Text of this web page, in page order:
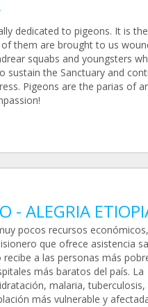
dedicated to pigeons. It is
them are brought to us
squabs and youngsters
sustain the Sanctuary and
Pigeons are the parias of
- ALEGRIA
pocos recursos
que ofrece asistencia
a las personas más
más baratos del país. La
malaria, tuberculosis,
más vulnerable y